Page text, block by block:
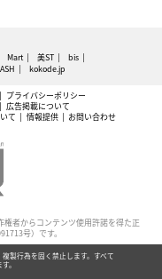
Mart 美ST
bis
kokode.jp
プライバシーポリシー
広告掲載について
て 情報提供 お問い合わせ
者からコンテンツ使用許諾を得た正
号）です。
製行為を固く禁止します。すべて
。